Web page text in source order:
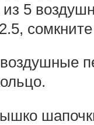
5
сомкните